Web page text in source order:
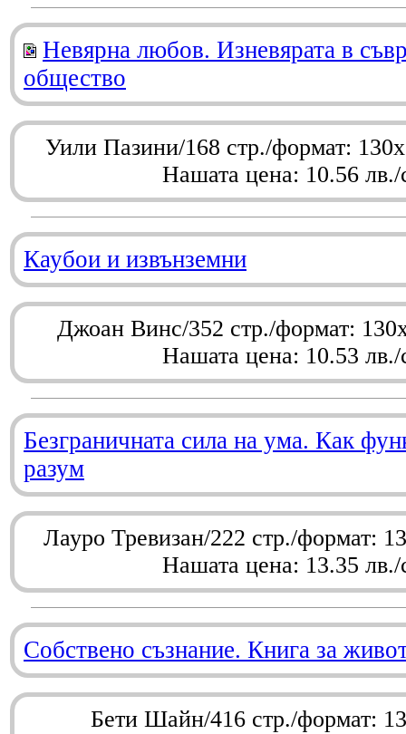
Невярна любов. Изневярата в
общество
Уили Пазини/168 стр./формат:
Нашата цена: 10.56 лв./
Каубои и извънземни
Джоан Винс/352 стр./формат:
Нашата цена: 10.53 лв./
Безграничната сила на ума. Как
разум
Лауро Тревизан/222 стр./формат:
Нашата цена: 13.35 лв./
Собствено съзнание. Книга за
Бети Шайн/416 стр./формат: